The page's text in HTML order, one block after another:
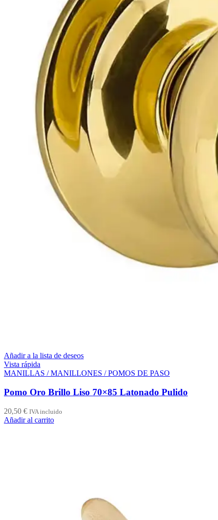
Añadir a la lista de deseos
Vista rápida
MANILLAS / MANILLONES / POMOS DE PASO
Pomo Oro Brillo Liso 70×85 Latonado Pulido
20,50 € IVA incluido
Añadir al carrito